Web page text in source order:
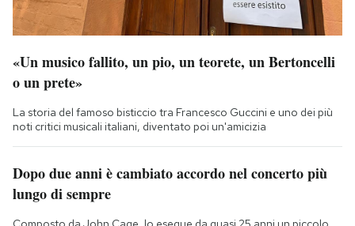
«Un musico fallito, un pio, un teorete, un Bertoncelli
o un prete»
La storia del famoso bisticcio tra Francesco Guccini e uno dei più
noti critici musicali italiani, diventato poi un'amicizia
Dopo due anni è cambiato accordo nel concerto più
lungo di sempre